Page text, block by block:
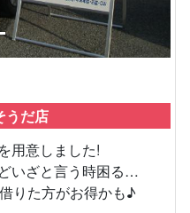
うだ店
用意しました!
いざと言う時困る…
りた方がお得かも♪